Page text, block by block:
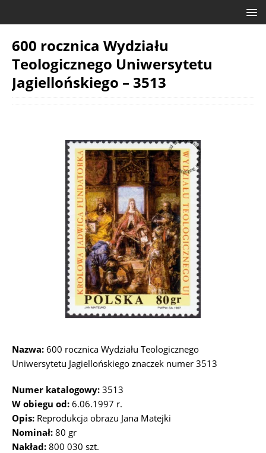
600 rocznica Wydziału
Teologicznego Uniwersytetu
Jagiellońskiego – 3513
Nazwa: 600 rocznica Wydziału Teologicznego
Uniwersytetu Jagiellońskiego znaczek numer 3513
Numer katalogowy: 3513
W obiegu od: 6.06.1997 r.
Opis: Reprodukcja obrazu Jana Matejki
Nominał: 80 gr
Nakład: 800 030 szt.